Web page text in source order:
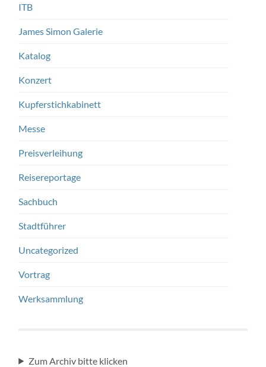
ITB
James Simon Galerie
Katalog
Konzert
Kupferstichkabinett
Messe
Preisverleihung
Reisereportage
Sachbuch
Stadtführer
Uncategorized
Vortrag
Werksammlung
Zum Archiv bitte klicken